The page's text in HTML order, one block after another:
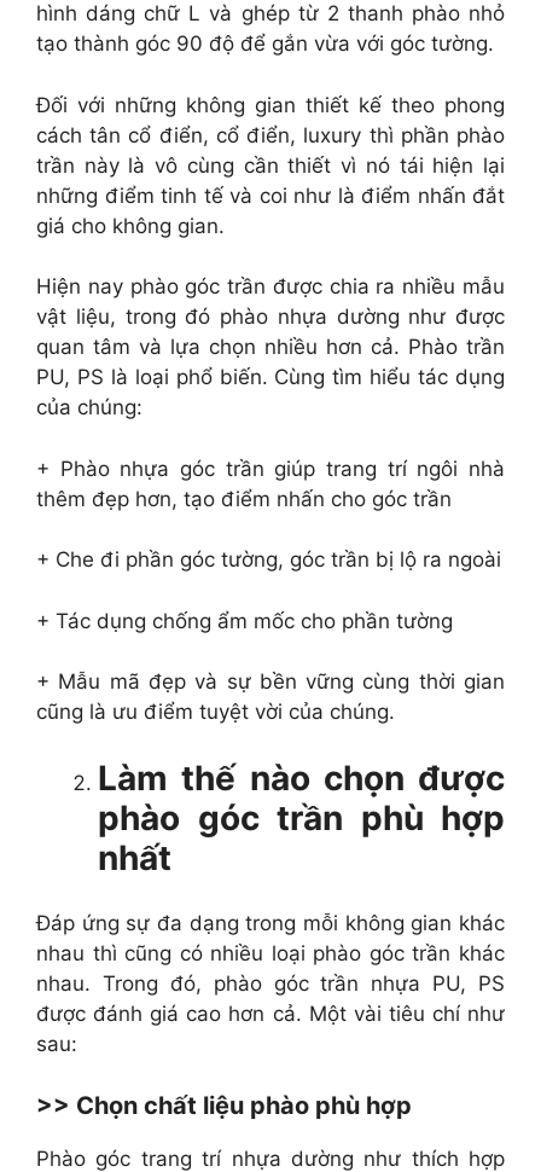
hình dáng chữ L và ghép từ 2 thanh phào nhỏ
tạo thành góc 90 độ để gắn vừa với góc tường.
Đối với những không gian thiết kế theo phong
cách tân cổ điển, cổ điển, luxury thì phần phào
trần này là vô cùng cần thiết vì nó tái hiện lại
những điểm tinh tế và coi như là điểm nhấn đắt
giá cho không gian.
Hiện nay phào góc trần được chia ra nhiều mẫu
vật liệu, trong đó phào nhựa dường như được
quan tâm và lựa chọn nhiều hơn cả. Phào trần
PU, PS là loại phổ biến. Cùng tìm hiểu tác dụng
của chúng:
+ Phào nhựa góc trần giúp trang trí ngôi nhà
thêm đẹp hơn, tạo điểm nhấn cho góc trần
+ Che đi phần góc tường, góc trần bị lộ ra ngoài
+ Tác dụng chống ẩm mốc cho phần tường
+ Mẫu mã đẹp và sự bền vững cùng thời gian
cũng là ưu điểm tuyệt vời của chúng.
Làm thế nào chọn được
phào góc trần phù hợp
nhất
Đáp ứng sự đa dạng trong mỗi không gian khác
nhau thì cũng có nhiều loại phào góc trần khác
nhau. Trong đó, phào góc trần nhựa PU, PS
được đánh giá cao hơn cả. Một vài tiêu chí như
sau:
>> Chọn chất liệu phào phù hợp
Phào góc trang trí nhựa dường như thích hợp